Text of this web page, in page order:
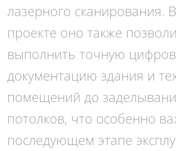
лазерного сканирования.
проекте оно также
выполнить точную
документацию здания и
помещений до
потолков, что особенно
последующем этапе